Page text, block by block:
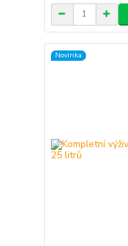
Novinka